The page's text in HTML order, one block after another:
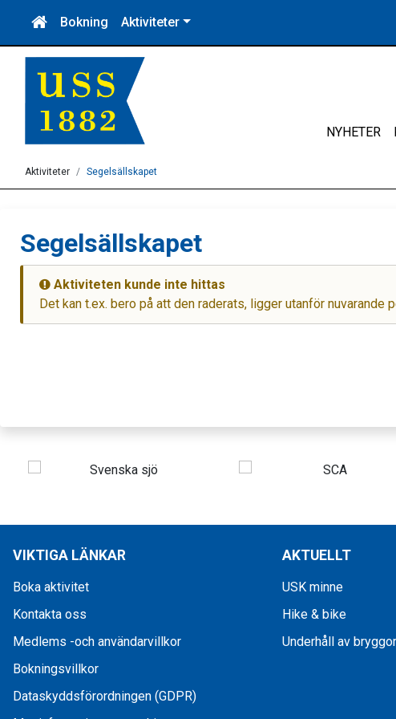
Bokning Aktiviteter
NYHETER
Aktiviteter Segelsällskapet
Segelsällskapet
Aktiviteten kunde inte hittas
Det kan t.ex. bero på att den raderats, ligger utanför nuvarande
VIKTIGA LÄNKAR
Boka aktivitet
Kontakta oss
Medlems -och användarvillkor
Bokningsvillkor
Dataskyddsförordningen (GDPR)
AKTUELLT
USK minne
Hike & bike
Underhåll av